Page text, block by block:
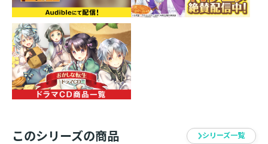
このシリーズの商品 シリーズ一覧